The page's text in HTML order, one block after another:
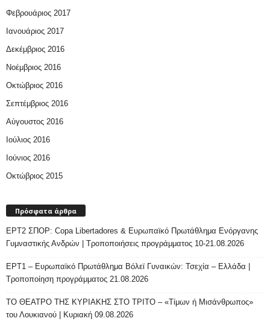
Φεβρουάριος 2017
Ιανουάριος 2017
Δεκέμβριος 2016
Νοέμβριος 2016
Οκτώβριος 2016
Σεπτέμβριος 2016
Αύγουστος 2016
Ιούλιος 2016
Ιούνιος 2016
Οκτώβριος 2015
Πρόσφατα άρθρα
ΕΡΤ2 ΣΠΟΡ: Copa Libertadores & Ευρωπαϊκό Πρωτάθλημα Ενόργανης
Γυμναστικής Ανδρών | Τροποποιήσεις προγράμματος 10-21.08.2026
ΕΡΤ1 – Ευρωπαϊκό Πρωτάθλημα Βόλεϊ Γυναικών: Τσεχία – Ελλάδα |
Τροποποίηση προγράμματος 21.08.2026
ΤΟ ΘΕΑΤΡΟ ΤΗΣ ΚΥΡΙΑΚΗΣ ΣΤΟ ΤΡΙΤΟ – «Τίμων ή Μισάνθρωπος»
του Λουκιανού | Κυριακή 09.08.2026